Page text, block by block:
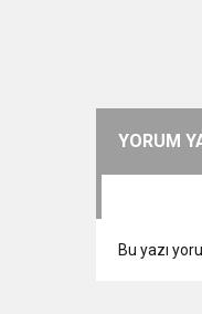
YORUM
Bu yazı